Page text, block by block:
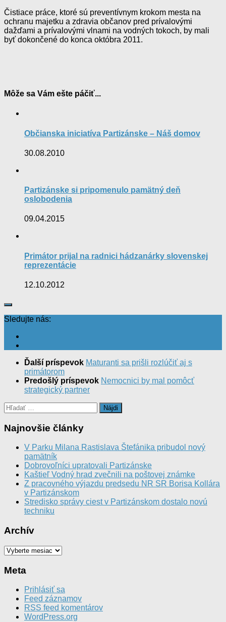
Čistiace práce, ktoré sú preventívnym krokom mesta na
ochranu majetku a zdravia občanov pred prívalovými
dažďami a prívalovými vlnami na vodných tokoch, by mali
byť dokončené do konca októbra 2011.
Môže sa Vám ešte páčiť...
Občianska iniciatíva Partizánske – Náš domov
30.08.2010
Partizánske si pripomenulo pamätný deň
oslobodenia
09.04.2015
Primátor prijal na radnici hádzanárky slovenskej
reprezentácie
12.10.2012
Sledujte nás:
Ďalší príspevok Maturanti sa prišli rozlúčiť aj s
primátorom
Predošlý príspevok Nemocnici by mal pomôcť
strategický partner
Hľadať:
Najnovšie články
V Parku Milana Rastislava Štefánika pribudol nový
pamätník
Dobrovoľníci upratovali Partizánske
Kaštieľ Vodný hrad zvečnili na poštovej známke
Z pracovného výjazdu predsedu NR SR Borisa Kollára
v Partizánskom
Stredisko správy ciest v Partizánskom dostalo novú
techniku
Archív
Archív
Meta
Prihlásiť sa
Feed záznamov
RSS feed komentárov
WordPress.org